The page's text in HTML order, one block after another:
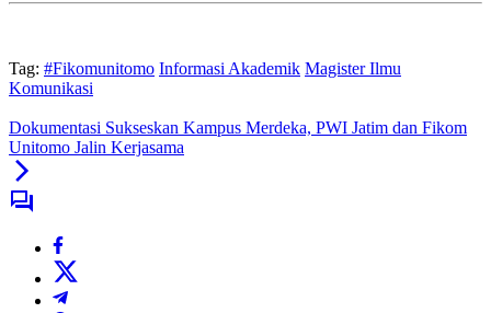
Tag: #Fikomunitomo Informasi Akademik Magister Ilmu
Komunikasi
Dokumentasi Sukseskan Kampus Merdeka, PWI Jatim dan Fikom
Unitomo Jalin Kerjasama